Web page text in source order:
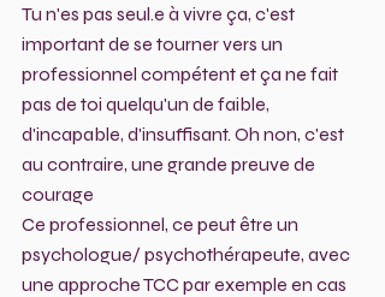
Tu n'es pas seul.e à vivre ça, c'est
important de se tourner vers un
professionnel compétent et ça ne fait
pas de toi quelqu'un de faible,
d'incapable, d'insuffisant. Oh non, c'est
au contraire, une grande preuve de
courage
Ce professionnel, ce peut être un
psychologue/ psychothérapeute, avec
une approche TCC par exemple en cas